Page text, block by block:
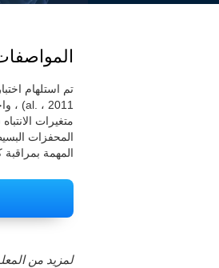
المحفزات
المهمة
لمزيد من